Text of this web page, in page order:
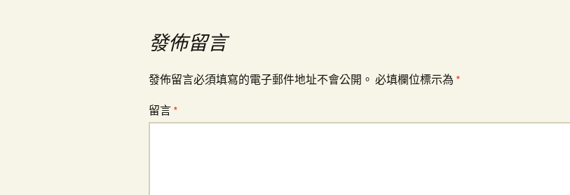
發佈留言
發佈留言必須填寫的電子郵件地址不會公開。 必填欄位標示為 *
留言 *